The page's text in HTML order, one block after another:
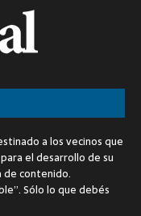
a los vecinos que
el desarrollo de su
de contenido.
Sólo lo que debés